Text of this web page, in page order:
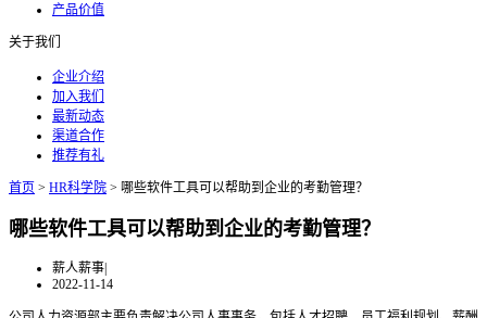
产品价值
关于我们
企业介绍
加入我们
最新动态
渠道合作
推荐有礼
首页 > HR科学院 > 哪些软件工具可以帮助到企业的考勤管理？
哪些软件工具可以帮助到企业的考勤管理？
薪人薪事|
2022-11-14